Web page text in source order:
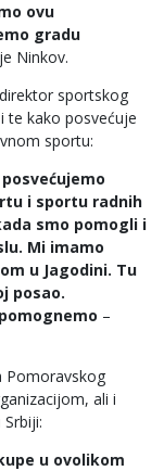
ovu
gradu
Ninkov.
sportskog
te kako posvećuje
sportu:
i sportu radnih
smo pomogli i
Mi imamo
u Jagodini. Tu
posao.
–
Pomoravskog
ali i
u ovolikom